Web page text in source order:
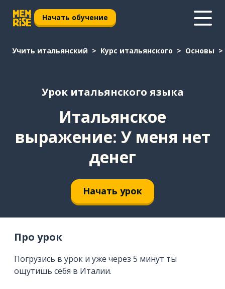
Начать обучение
Учить итальянский Курс итальянского Основы
Урок итальянского языка
Итальянское
выражение: У меня нет
денег
Начать урок
Про урок
Погрузись в урок и уже через 5 минут ты
ощутишь себя в Италии.